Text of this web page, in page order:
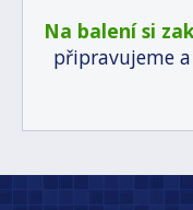
Na balení si
připravujeme